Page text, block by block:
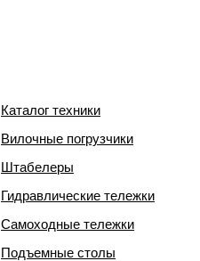
Каталог техники
Вилочные погрузчики
Штабелеры
Гидравлические тележки
Самоходные тележки
Подъемные столы